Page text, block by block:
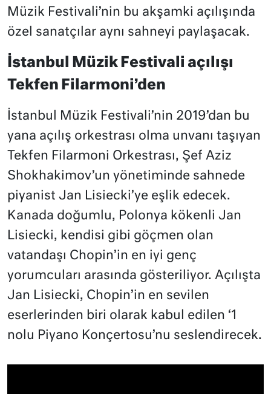
Müzik Festivali’nin bu akşamki açılışında
özel sanatçılar aynı sahneyi paylaşacak.
İstanbul Müzik Festivali açılışı
Tekfen Filarmoni’den
İstanbul Müzik Festivali’nin 2019’dan bu
yana açılış orkestrası olma unvanı taşıyan
Tekfen Filarmoni Orkestrası, Şef Aziz
Shokhakimov’un yönetiminde sahnede
piyanist Jan Lisiecki’ye eşlik edecek.
Kanada doğumlu, Polonya kökenli Jan
Lisiecki, kendisi gibi göçmen olan
vatandaşı Chopin’in en iyi genç
yorumcuları arasında gösteriliyor. Açılışta
Jan Lisiecki, Chopin’in en sevilen
eserlerinden biri olarak kabul edilen ‘1
nolu Piyano Konçertosu’nu seslendirecek.